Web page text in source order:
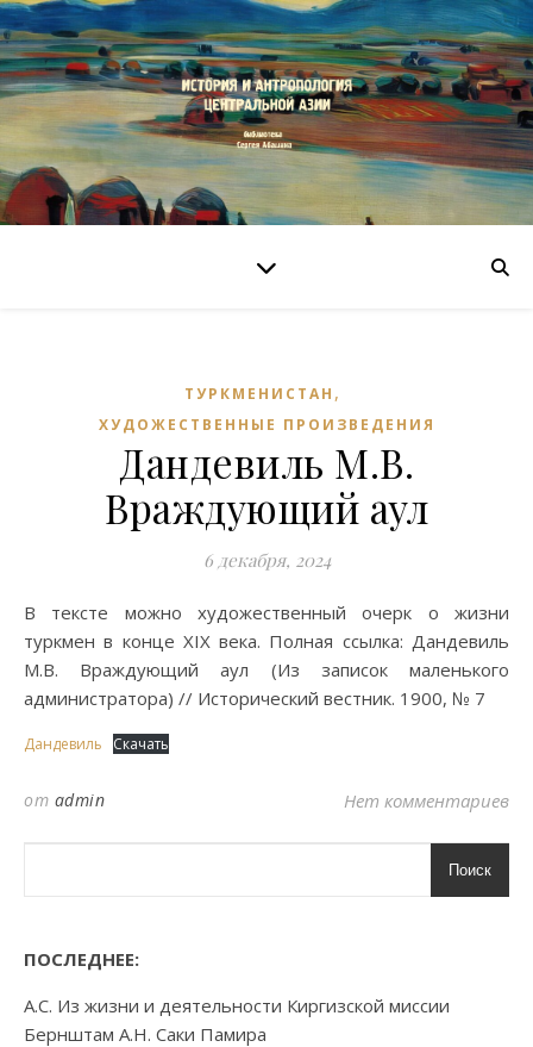
ТУРКМЕНИСТАН ,
ХУДОЖЕСТВЕННЫЕ ПРОИЗВЕДЕНИЯ
Дандевиль М.В.
Враждующий аул
6 декабря, 2024
В тексте можно художественный очерк о жизни
туркмен в конце XIX века. Полная ссылка: Дандевиль
М.В. Враждующий аул (Из записок маленького
администратора) // Исторический вестник. 1900, № 7
Дандевиль Скачать
от admin Нет комментариев
Поиск
ПОСЛЕДНЕЕ:
А.С. Из жизни и деятельности Киргизской миссии
Бернштам А.Н. Саки Памира